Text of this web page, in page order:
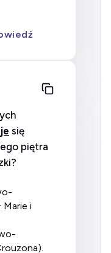
się
piętra
Marie i